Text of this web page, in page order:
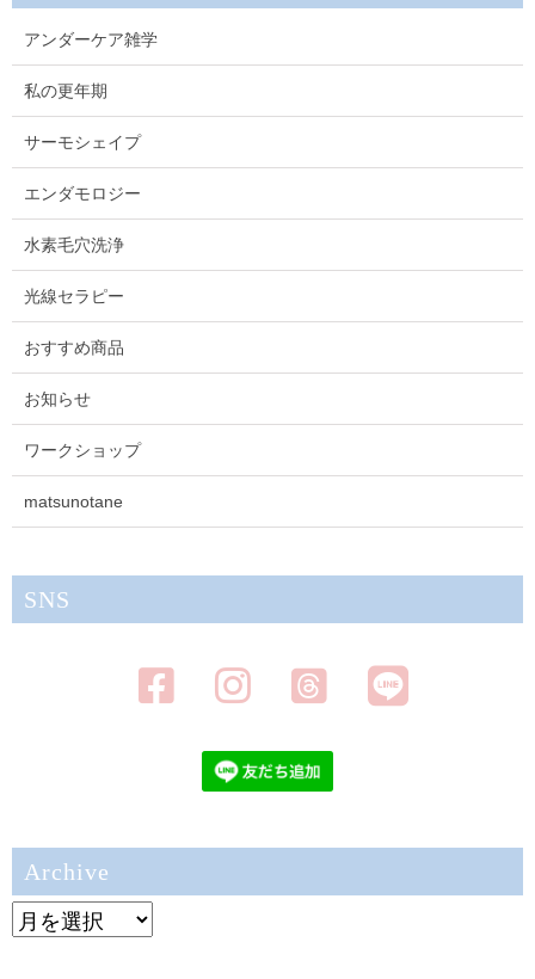
アンダーケア雑学
私の更年期
サーモシェイプ
エンダモロジー
水素毛穴洗浄
光線セラピー
おすすめ商品
お知らせ
ワークショップ
matsunotane
SNS
Archive
Archive